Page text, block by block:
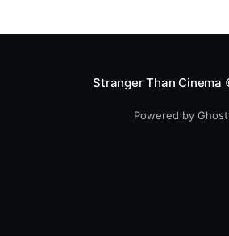
Stranger Than Cinema
Powered by Ghost